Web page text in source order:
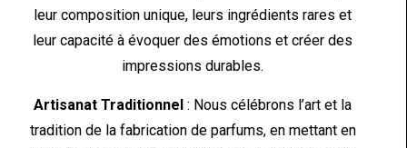
leur composition unique, leurs ingrédients rares et
leur capacité à évoquer des émotions et créer des
impressions durables.
Artisanat Traditionnel : Nous célébrons l’art et la
tradition de la fabrication de parfums, en mettant en